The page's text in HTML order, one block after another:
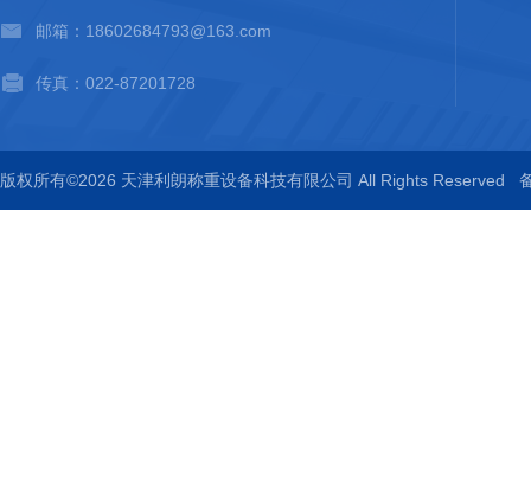
邮箱：18602684793@163.com
传真：022-87201728
版权所有©2026 天津利朗称重设备科技有限公司 All Rights Reserved